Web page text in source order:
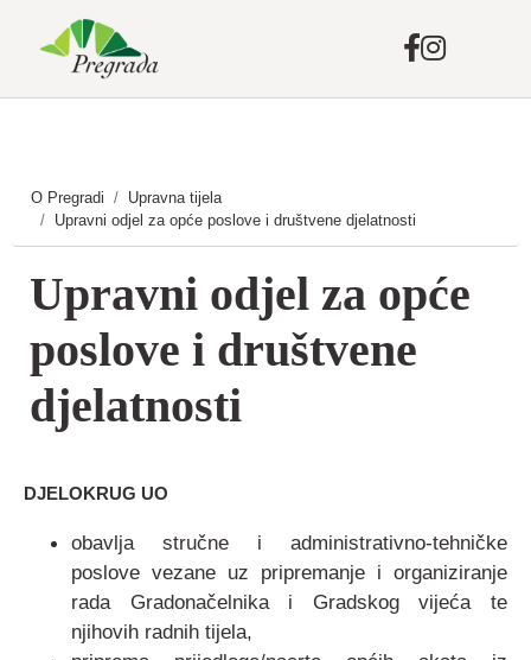
O Pregradi
Upravna tijela
Upravni odjel za opće poslove i društvene djelatnosti
Upravni odjel za opće
poslove i društvene
djelatnosti
DJELOKRUG UO
obavlja stručne i administrativno-tehničke
poslove vezane uz pripremanje i organiziranje
rada Gradonačelnika i Gradskog vijeća te
njihovih radnih tijela,